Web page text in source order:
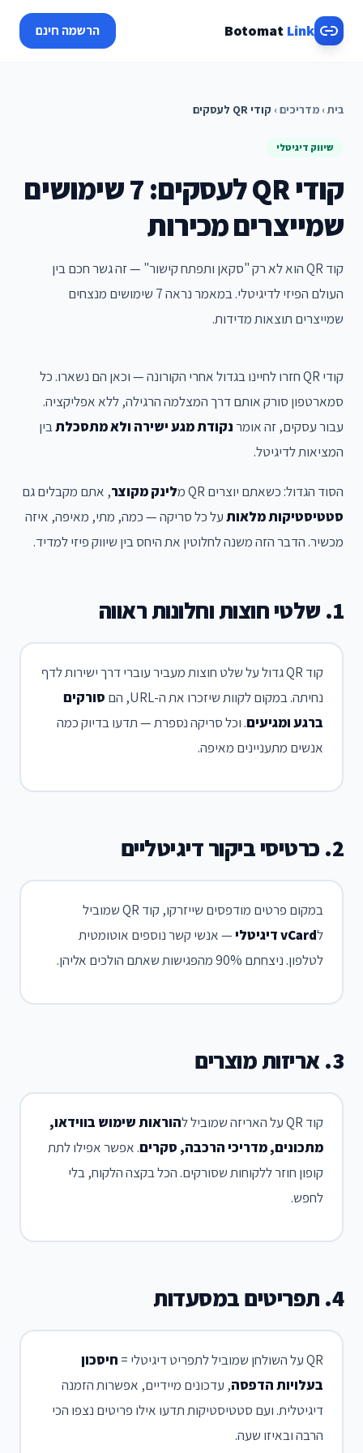
Botomat Link הרשמה חינם
בית› מדריכים› קודי QR לעסקים
שיווק דיגיטלי
קודי QR לעסקים: 7 שימושים
שמייצרים מכירות
קוד QR הוא לא רק "סקאן ותפתח קישור" — זה גשר חכם בין
העולם הפיזי לדיגיטלי. במאמר נראה 7 שימושים מנצחים
שמייצרים תוצאות מדידות.
קודי QR חזרו לחיינו בגדול אחרי הקורונה — וכאן הם נשארו. כל
סמארטפון סורק אותם דרך המצלמה הרגילה, ללא אפליקציה.
עבור עסקים, זה אומרנקודת מגע ישירה ולא מתסכלתבין
המציאות לדיגיטל.
הסוד הגדול: כשאתם יוצרים QR מ לינק מקוצר, אתם מקבלים גם
סטטיסטיקות מלאותעל כל סריקה — כמה, מתי, מאיפה, איזה
מכשיר. הדבר הזה משנה לחלוטין את היחס בין שיווק פיזי למדיד.
1. שלטי חוצות וחלונות ראווה
קוד QR גדול על שלט חוצות מעביר עוברי דרך ישירות לדף
נחיתה. במקום לקוות שיזכרו את ה-URL, הם
סורקים
ברגע ומגיעים. וכל סריקה נספרת — תדעו בדיוק כמה
אנשים מתעניינים מאיפה.
2. כרטיסי ביקור דיגיטליים
במקום פרטים מודפסים שייזרקו, קוד QR שמוביל
לvCard דיגיטלי
— אנשי קשר נוספים אוטומטית
לטלפון. ניצחתם 90% מהפגישות שאתם הולכים אליהן.
3. אריזות מוצרים
קוד QR על האריזה שמוביל ל
הוראות שימוש בווידאו,
מתכונים, מדריכי הרכבה, סקרים. אפשר אפילו לתת
קופון חוזר ללקוחות שסורקים. הכל בקצה הלקוח, בלי
לחפש.
4. תפריטים במסעדות
QR על השולחן שמוביל לתפריט דיגיטלי =
חיסכון
בעלויות הדפסה, עדכונים מיידיים, אפשרות הזמנה
דיגיטלית. ועם סטטיסטיקות תדעו אילו פריטים נצפו הכי
הרבה ובאיזו שעה.